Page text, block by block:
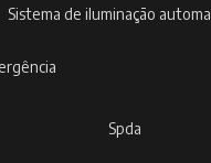
sistema de iluminação
spda